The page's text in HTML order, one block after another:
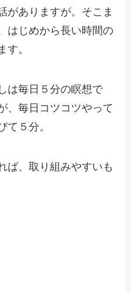
がありますが。そこま
はじめから長い時間の
す。
は毎日５分の瞑想で
、毎日コツコツやって
て５分。
ば、取り組みやすいも